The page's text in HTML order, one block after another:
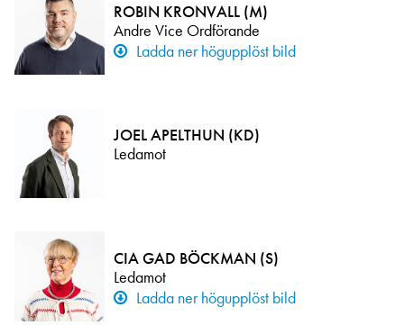
ROBIN KRONVALL (M)
Andre Vice Ordförande
Ladda ner högupplöst bild
JOEL APELTHUN (KD)
Ledamot
CIA GAD BÖCKMAN (S)
Ledamot
Ladda ner högupplöst bild